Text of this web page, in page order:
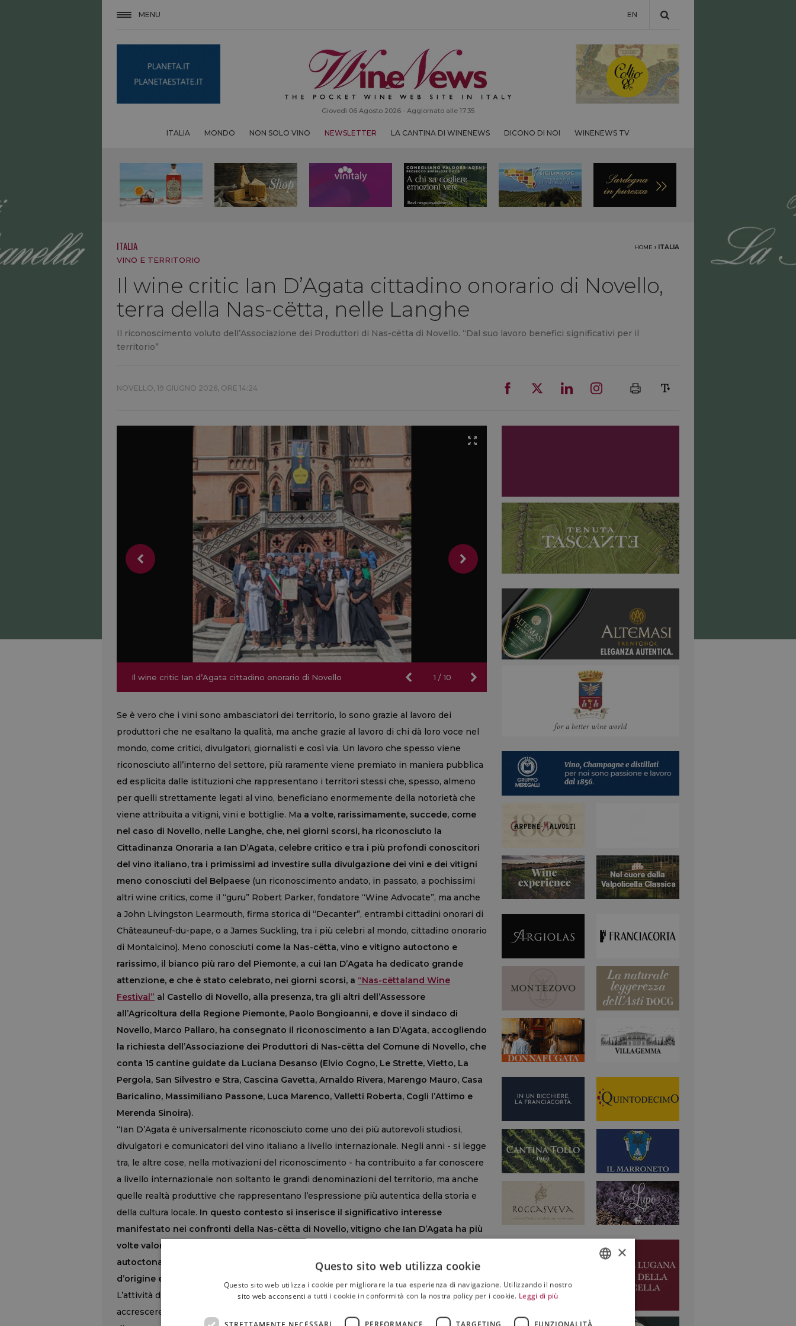
MENU EN
Giovedì 06 Agosto 2026 - Aggiornato alle 17:35
ITALIA MONDO NON SOLO VINO NEWSLETTER LA CANTINA DI WINENEWS DICONO DI NOI WINENEWS TV
ITALIA HOME › ITALIA
VINO E TERRITORIO
Il wine critic Ian D’Agata cittadino onorario di Novello,
terra della Nas-cëtta, nelle Langhe
Il riconoscimento voluto dell’Associazione dei Produttori di Nas-cëtta di Novello. “Dal suo lavoro benefici significativi per il
territorio”
NOVELLO, 19 GIUGNO 2026, ORE 14:24
1 /10
Il wine critic Ian d’Agata cittadino onorario di Novello
Il wine critic Ian d’Agata cittadino onorario di Novello
Se è vero che i vini sono ambasciatori dei territorio, lo sono grazie al lavoro dei
produttori che ne esaltano la qualità, ma anche grazie al lavoro di chi dà loro voce nel
mondo, come critici, divulgatori, giornalisti e così via. Un lavoro che spesso viene
riconosciuto all’interno del settore, più raramente viene premiato in maniera pubblica
ed esplicita dalle istituzioni che rappresentano i territori stessi che, spesso, almeno
per quelli strettamente legati al vino, beneficiano enormemente della notorietà che
viene attribuita a vitigni, vini e bottiglie. Ma a volte, rarissimamente, succede, come
nel caso di Novello, nelle Langhe, che, nei giorni scorsi, ha riconosciuto la
Cittadinanza Onoraria a Ian D’Agata, celebre critico e tra i più profondi conoscitori
del vino italiano, tra i primissimi ad investire sulla divulgazione dei vini e dei vitigni
meno conosciuti del Belpaese (un riconoscimento andato, in passato, a pochissimi
altri wine critics, come il “guru” Robert Parker, fondatore “Wine Advocate”, ma anche
a John Livingston Learmouth, firma storica di “Decanter”, entrambi cittadini onorari di
Châteauneuf-du-pape, o a James Suckling, tra i più celebri al mondo, cittadino onorario
di Montalcino). Meno conosciuti come la Nas-cëtta, vino e vitigno autoctono e
rarissimo, il bianco più raro del Piemonte, a cui Ian D’Agata ha dedicato grande
attenzione, e che è stato celebrato, nei giorni scorsi, a “Nas-cëttaland Wine
Festival” al Castello di Novello, alla presenza, tra gli altri dell’Assessore
all’Agricoltura della Regione Piemonte, Paolo Bongioanni, e dove il sindaco di
Novello, Marco Pallaro, ha consegnato il riconoscimento a Ian D’Agata, accogliendo
la richiesta dell’Associazione dei Produttori di Nas-cëtta del Comune di Novello, che
conta 15 cantine guidate da Luciana Desanso (Elvio Cogno, Le Strette, Vietto, La
Pergola, San Silvestro e Stra, Cascina Gavetta, Arnaldo Rivera, Marengo Mauro, Casa
Baricalino, Massimiliano Passone, Luca Marenco, Valletti Roberta, Cogli l’Attimo e
Merenda Sinoira).
“Ian D’Agata è universalmente riconosciuto come uno dei più autorevoli studiosi,
divulgatori e comunicatori del vino italiano a livello internazionale. Negli anni - si legge
tra, le altre cose, nella motivazioni del riconoscimento - ha contribuito a far conoscere
a livello internazionale non soltanto le grandi denominazioni del territorio, ma anche
quelle realtà produttive che rappresentano l’espressione più autentica della storia e
della cultura locale. In questo contesto si inserisce il significativo interesse
manifestato nei confronti della Nas-cëtta di Novello, vitigno che Ian D’Agata ha più
volte valorizzato quale esempio virtuoso di recupero e tutela di una varietà
autoctona storica, evidenziandone l’unicità, il legame inscindibile con il territorio
d’origine e le potenzialità qualitative riconosciute dalla critica internazionale.
L’attività di divulgazione svolta da Ian D’Agata ha contribuito in modo concreto ad
accrescere la notorietà della Nas-cëtta tra operatori, giornalisti, studiosi e consumatori
×
Questo sito web utilizza cookie
Questo sito web utilizza i cookie per migliorare la tua esperienza di navigazione. Utilizzando il nostro
sito web acconsenti a tutti i cookie in conformità con la nostra policy per i cookie. Leggi di più
STRETTAMENTE NECESSARI PERFORMANCE TARGETING FUNZIONALITÀ